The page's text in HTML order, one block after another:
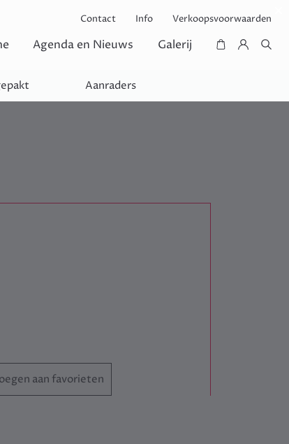
Contact Info Verkoopsvoorwaarden
Agenda en Nieuws Galerij
Aanraders
aan favorieten